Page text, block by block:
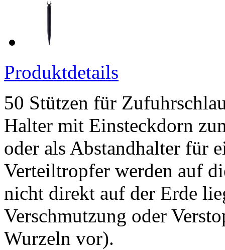
Produktdetails
50 Stützen für
Halter mit Einsteckdorn
oder als Abstandhalter für
Verteiltropfer werden auf
nicht direkt auf der Erde
Verschmutzung oder
Wurzeln vor).